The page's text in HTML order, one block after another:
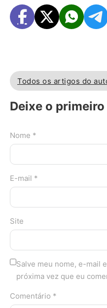
Todos os artigos do
Deixe o
Nome *
E-mail *
Site
Salve meu nome, e-mail
próxima vez que eu
Comentário *